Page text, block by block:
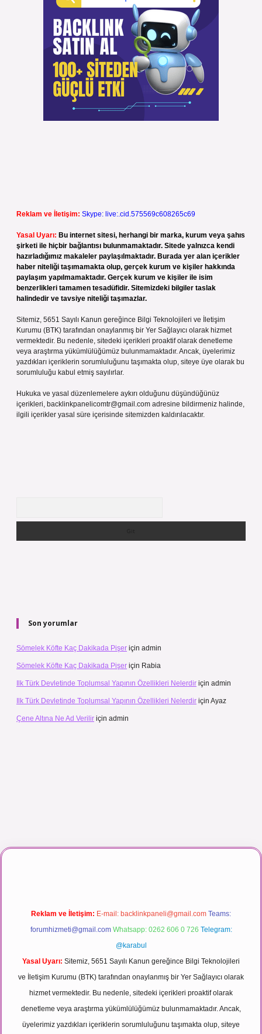
Reklam ve İletişim: Skype: live:.cid.575569c608265c69
Yasal Uyarı: Bu internet sitesi, herhangi bir marka, kurum veya şahıs
şirketi ile hiçbir bağlantısı bulunmamaktadır. Sitede yalnızca kendi
hazırladığımız makaleler paylaşılmaktadır. Burada yer alan içerikler
haber niteliği taşımamakta olup, gerçek kurum ve kişiler hakkında
paylaşım yapılmamaktadır. Gerçek kurum ve kişiler ile isim
benzerlikleri tamamen tesadüfidir. Sitemizdeki bilgiler taslak
halindedir ve tavsiye niteliği taşımazlar.
Sitemiz, 5651 Sayılı Kanun gereğince Bilgi Teknolojileri ve İletişim
Kurumu (BTK) tarafından onaylanmış bir Yer Sağlayıcı olarak hizmet
vermektedir. Bu nedenle, sitedeki içerikleri proaktif olarak denetleme
veya araştırma yükümlülüğümüz bulunmamaktadır. Ancak, üyelerimiz
yazdıkları içeriklerin sorumluluğunu taşımakta olup, siteye üye olarak bu
sorumluluğu kabul etmiş sayılırlar.
Hukuka ve yasal düzenlemelere aykırı olduğunu düşündüğünüz
içerikleri, backlinkpanelicomtr@gmail.com adresine bildirmeniz halinde,
ilgili içerikler yasal süre içerisinde sitemizden kaldırılacaktır.
Son yorumlar
Sömelek Köfte Kaç Dakikada Pişer için admin
Sömelek Köfte Kaç Dakikada Pişer için Rabia
Ilk Türk Devletinde Toplumsal Yapının Özellikleri Nelerdir için admin
Ilk Türk Devletinde Toplumsal Yapının Özellikleri Nelerdir için Ayaz
Çene Altına Ne Ad Verilir için admin
maç izle
Reklam ve İletişim: E-mail: backlinkpaneli@gmail.com Teams:
forumhizmeti@gmail.com Whatsapp: 0262 606 0 726 Telegram:
@karabul
Yasal Uyarı: Sitemiz, 5651 Sayılı Kanun gereğince Bilgi Teknolojileri
ve İletişim Kurumu (BTK) tarafından onaylanmış bir Yer Sağlayıcı olarak
hizmet vermektedir. Bu nedenle, sitedeki içerikleri proaktif olarak
denetleme veya araştırma yükümlülüğümüz bulunmamaktadır. Ancak,
üyelerimiz yazdıkları içeriklerin sorumluluğunu taşımakta olup, siteye